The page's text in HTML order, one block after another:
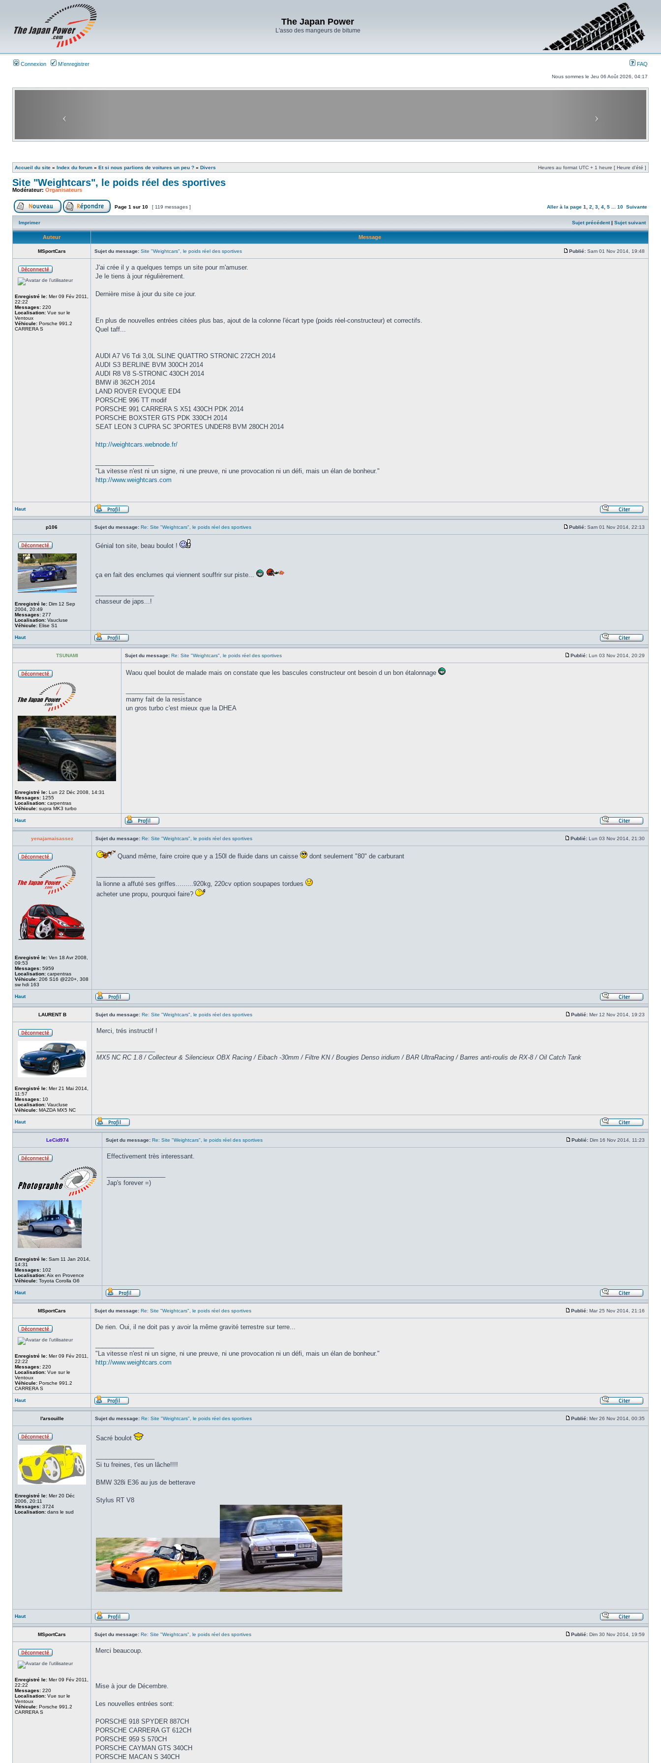
The Japan Power
L'asso des mangeurs de bitume
Connexion M’enregistrer FAQ
Nous sommes le Jeu 06 Août 2026, 04:17
Accueil du site » Index du forum » Et si nous parlions de voitures un peu ? » Divers Heures au format UTC + 1 heure [ Heure d’été ]
Site "Weightcars", le poids réel des sportives
Modérateur: Organisateurs
Page 1 sur 10 [ 119 messages ] Aller à la page 1 2 3 4 5 10 Suivante
Imprimer Sujet précédent| Sujet suivant
Auteur Message
MSportCars Sujet du message: Site "Weightcars", le poids réel des sportives Publié: Sam 01 Nov 2014, 19:48
Enregistré le: Mer 09 Fév 2011,
22:22
Messages: 220
Localisation: Vue sur le
Ventoux
Véhicule: Porsche 991.2
CARRERA S
J'ai crée il y a quelques temps un site pour m'amuser.
Je le tiens à jour régulièrement.
Dernière mise à jour du site ce jour.
En plus de nouvelles entrées citées plus bas, ajout de la colonne l'écart type (poids réel-constructeur) et correctifs.
Quel taff...
AUDI A7 V6 Tdi 3,0L SLINE QUATTRO STRONIC 272CH 2014
AUDI S3 BERLINE BVM 300CH 2014
AUDI R8 V8 S-STRONIC 430CH 2014
BMW i8 362CH 2014
LAND ROVER EVOQUE ED4
PORSCHE 996 TT modif
PORSCHE 991 CARRERA S X51 430CH PDK 2014
PORSCHE BOXSTER GTS PDK 330CH 2014
SEAT LEON 3 CUPRA SC 3PORTES UNDER8 BVM 280CH 2014
http://weightcars.webnode.fr/
"La vitesse n'est ni un signe, ni une preuve, ni une provocation ni un défi, mais un élan de bonheur."
http://www.weightcars.com
Haut
p106 Sujet du message: Re: Site "Weightcars", le poids réel des sportives Publié: Sam 01 Nov 2014, 22:13
Enregistré le: Dim 12 Sep
2004, 20:49
Messages: 277
Localisation: Vaucluse
Véhicule: Elise S1
Génial ton site, beau boulot !
ça en fait des enclumes qui viennent souffrir sur piste...
chasseur de japs...!
Haut
TSUNAMI Sujet du message: Re: Site "Weightcars", le poids réel des sportives Publié: Lun 03 Nov 2014, 20:29
Enregistré le: Lun 22 Déc 2008, 14:31
Messages: 1255
Localisation: carpentras
Véhicule: supra MK3 turbo
Waou quel boulot de malade mais on constate que les bascules constructeur ont besoin d un bon étalonnage
mamy fait de la resistance
un gros turbo c'est mieux que la DHEA
Haut
yenajamaisassez Sujet du message: Re: Site "Weightcars", le poids réel des sportives Publié: Lun 03 Nov 2014, 21:30
Enregistré le: Ven 18 Avr 2008,
09:53
Messages: 5959
Localisation: carpentras
Véhicule: 206 S16 @220+, 308
sw hdi 163
Quand même, faire croire que y a 150l de fluide dans un caisse dont seulement "80" de carburant
la lionne a affuté ses griffes.........920kg, 220cv option soupapes tordues
acheter une propu, pourquoi faire?
Haut
LAURENT B Sujet du message: Re: Site "Weightcars", le poids réel des sportives Publié: Mer 12 Nov 2014, 19:23
Enregistré le: Mer 21 Mai 2014,
11:57
Messages: 10
Localisation: Vaucluse
Véhicule: MAZDA MX5 NC
Merci, trés instructif !
MX5 NC RC 1.8 / Collecteur & Silencieux OBX Racing / Eibach -30mm / Filtre KN / Bougies Denso iridium / BAR UltraRacing / Barres anti-roulis de RX-8 / Oil Catch Tank
Haut
LeCid974 Sujet du message: Re: Site "Weightcars", le poids réel des sportives Publié: Dim 16 Nov 2014, 11:23
Enregistré le: Sam 11 Jan 2014,
14:31
Messages: 102
Localisation:Aix en Provence
Véhicule: Toyota Corolla G6
Effectivement très interessant.
Jap's forever =)
Haut
MSportCars Sujet du message: Re: Site "Weightcars", le poids réel des sportives Publié: Mar 25 Nov 2014, 21:16
Enregistré le: Mer 09 Fév 2011,
22:22
Messages: 220
Localisation: Vue sur le
Ventoux
Véhicule: Porsche 991.2
CARRERA S
De rien. Oui, il ne doit pas y avoir la même gravité terrestre sur terre...
"La vitesse n'est ni un signe, ni une preuve, ni une provocation ni un défi, mais un élan de bonheur."
http://www.weightcars.com
Haut
l'arsouille Sujet du message: Re: Site "Weightcars", le poids réel des sportives Publié: Mer 26 Nov 2014, 00:35
Enregistré le: Mer 20 Déc
2006, 20:11
Messages: 3724
Localisation: dans le sud
Sacré boulot
Si tu freines, t'es un lâche!!!!
BMW 328i E36 au jus de betterave
Stylus RT V8
Haut
MSportCars Sujet du message: Re: Site "Weightcars", le poids réel des sportives Publié: Dim 30 Nov 2014, 19:59
Enregistré le: Mer 09 Fév 2011,
22:22
Messages: 220
Localisation: Vue sur le
Ventoux
Véhicule: Porsche 991.2
CARRERA S
Merci beaucoup.
Mise à jour de Décembre.
Les nouvelles entrées sont:
PORSCHE 918 SPYDER 887CH
PORSCHE CARRERA GT 612CH
PORSCHE 959 S 570CH
PORSCHE CAYMAN GTS 340CH
PORSCHE MACAN S 340CH